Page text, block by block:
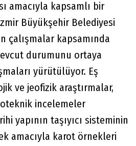
amacıyla kapsamlı bir
Büyükşehir Belediyesi
çalışmalar kapsamında
durumunu ortaya
yürütülüyor. Eş
ve jeofizik araştırmalar,
incelemeler
yapının taşıyıcı sisteminin
amacıyla karot örnekleri